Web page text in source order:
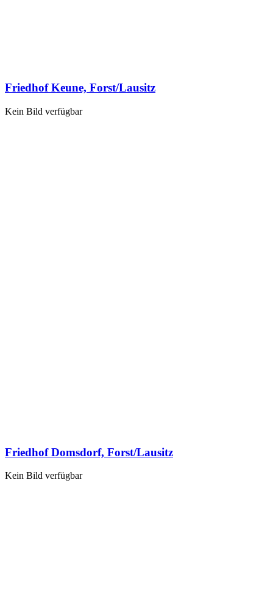
Friedhof Keune, Forst/Lausitz
Kein Bild verfügbar
Friedhof Domsdorf, Forst/Lausitz
Kein Bild verfügbar